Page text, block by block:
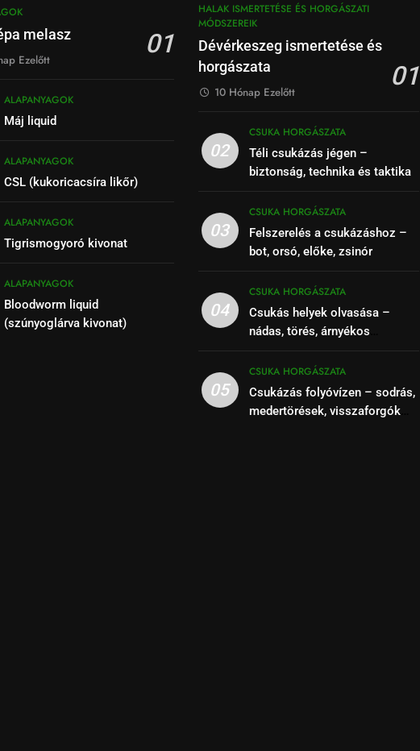
melasz 01
Ezelőtt
ALAPANYAGOK
Máj liquid
ALAPANYAGOK
CSL (kukoricacsíra likőr)
ALAPANYAGOK
Tigrismogyoró kivonat
ALAPANYAGOK
Bloodworm liquid
(szúnyoglárva kivonat)
HALAK ISMERTETÉSE ÉS HORGÁSZATI
MÓDSZEREIK
Dévérkeszeg ismertetése és
horgászata
01
10 Hónap Ezelőtt
02
CSUKA HORGÁSZATA
Téli csukázás jégen –
biztonság, technika és taktika
03
CSUKA HORGÁSZATA
Felszerelés a csukázáshoz –
bot, orsó, előke, zsinór
04
CSUKA HORGÁSZATA
Csukás helyek olvasása –
nádas, törés, árnyékos
05
CSUKA HORGÁSZATA
Csukázás folyóvízen – sodrás,
medertörések, visszaforgók